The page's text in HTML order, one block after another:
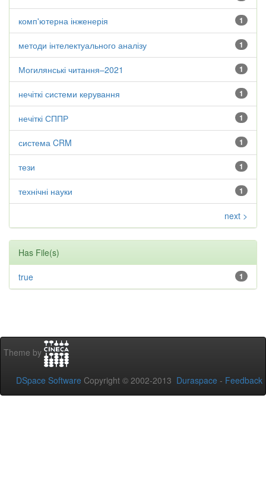
1
комп'ютерна інженерія
1
методи інтелектуального аналізу
1
Могилянські читання–2021
1
нечіткі системи керування
1
нечіткі СППР
1
система CRM
1
тези
1
технічні науки
next >
Has File(s)
1
true
Theme by
DSpace Software Copyright © 2002-2013 Duraspace - Feedback